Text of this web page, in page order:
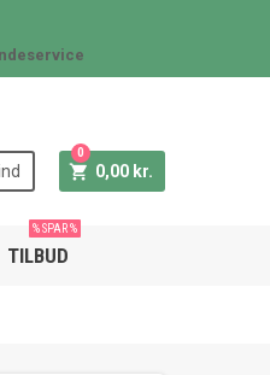
 0,00 kr.
0
TILBUD
% SPAR %